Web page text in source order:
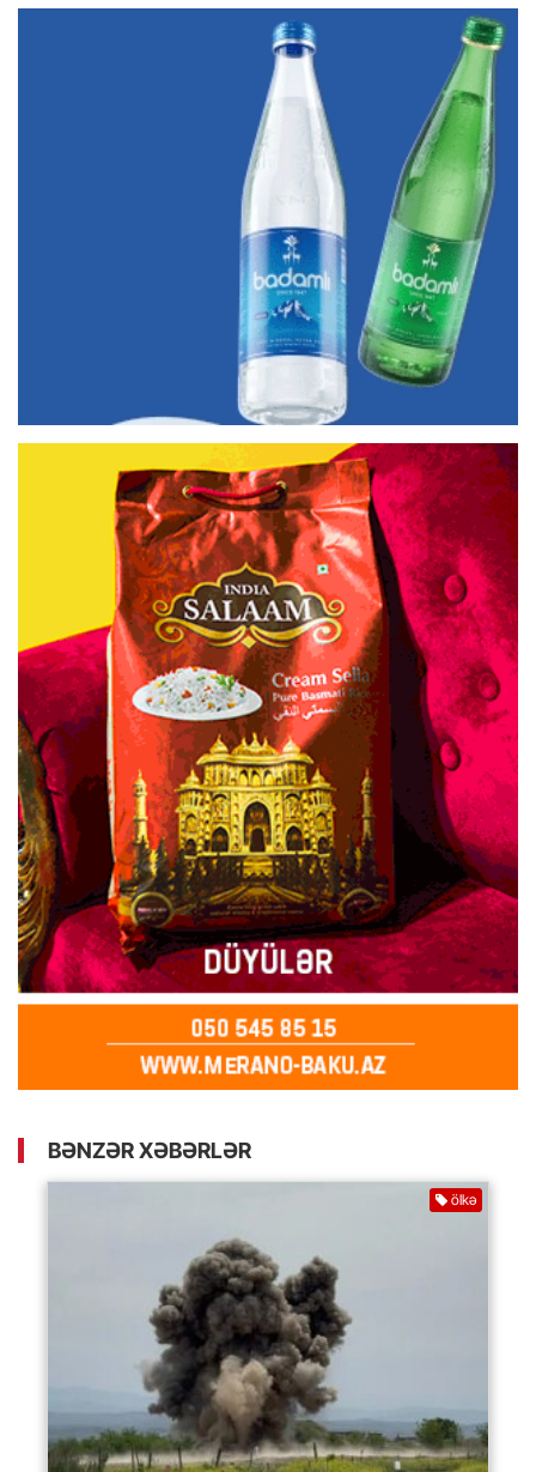
BƏNZƏR XƏBƏRLƏR
ölkə